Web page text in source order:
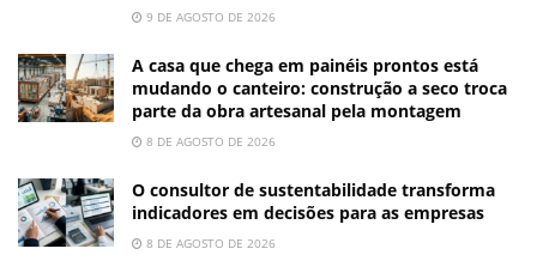
9 DE AGOSTO DE 2026
A casa que chega em painéis prontos está
mudando o canteiro: construção a seco troca
parte da obra artesanal pela montagem
8 DE AGOSTO DE 2026
O consultor de sustentabilidade transforma
indicadores em decisões para as empresas
8 DE AGOSTO DE 2026